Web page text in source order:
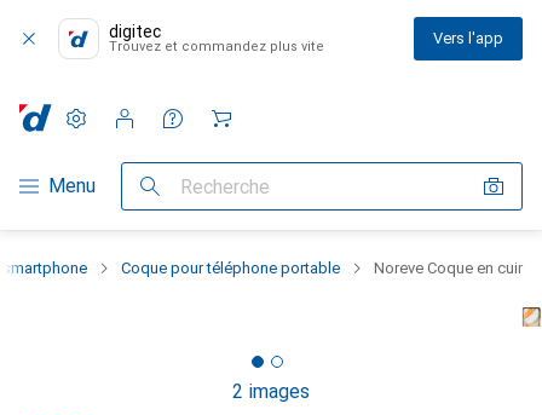
digitec
Trouvez et commandez plus vite Vers l'app
Navigation par catégorie
Menu Recherche
Paramètres
Compte client
Listes de comparaison
Listes d'envies
Panier
Coque pour téléphone portable Noreve Coque en cuir
2 images